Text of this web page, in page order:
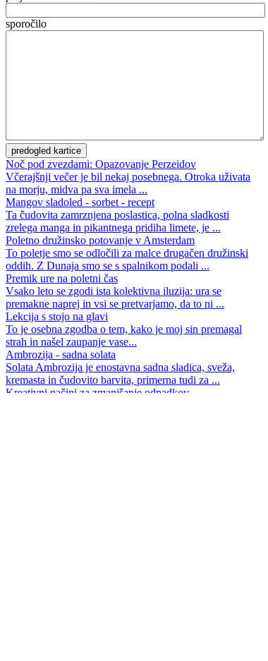
sporočilo
Noč pod zvezdami: Opazovanje Perzeidov
Včerajšnji večer je bil nekaj posebnega. Otroka uživata
na morju, midva pa sva imela ...
Mangov sladoled - sorbet - recept
Ta čudovita zamrznjena poslastica, polna sladkosti
zrelega manga in pikantnega pridiha limete, je ...
Poletno družinsko potovanje v Amsterdam
To poletje smo se odločili za malce drugačen družinski
oddih. Z Dunaja smo se s spalnikom podali ...
Premik ure na poletni čas
Vsako leto se zgodi ista kolektivna iluzija: ura se
premakne naprej in vsi se pretvarjamo, da to ni ...
Lekcija s stojo na glavi
To je osebna zgodba o tem, kako je moj sin premagal
strah in našel zaupanje vase...
Ambrozija - sadna solata
Solata Ambrozija je enostavna sadna sladica, sveža,
kremasta in čudovito barvita, primerna tudi za ...
Kreativni načini za zmanjšanje odpadkov